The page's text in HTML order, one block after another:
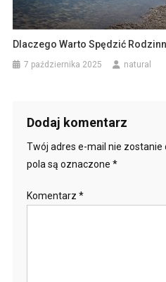
Dlaczego Warto Spędzić
7 października 2025 natural
Dodaj komentarz
Twój adres e-mail nie zostanie
pola są oznaczone *
Komentarz *